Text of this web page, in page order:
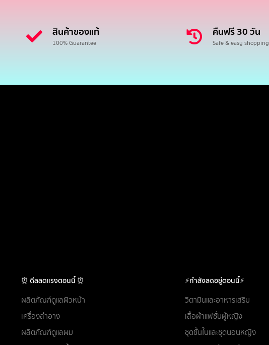
สินค้าของแท้
100% Guarantee
คืนฟรี 30 วัน
Safe & easy shopping
⏰ ดีลลดแรงตอนนี้ ⏰
ผลิตภัณฑ์ดูแลผิวหน้า
เครื่องสำอาง
ผลิตภัณฑ์ดูแลผม
⚡กำลังลดอยู่ตอนนี้⚡
วิตามินและอาหารเสริม
เสื้อผ้าแฟชั่นผู้หญิง
ชุดชั้นในและชุดนอนหญิง